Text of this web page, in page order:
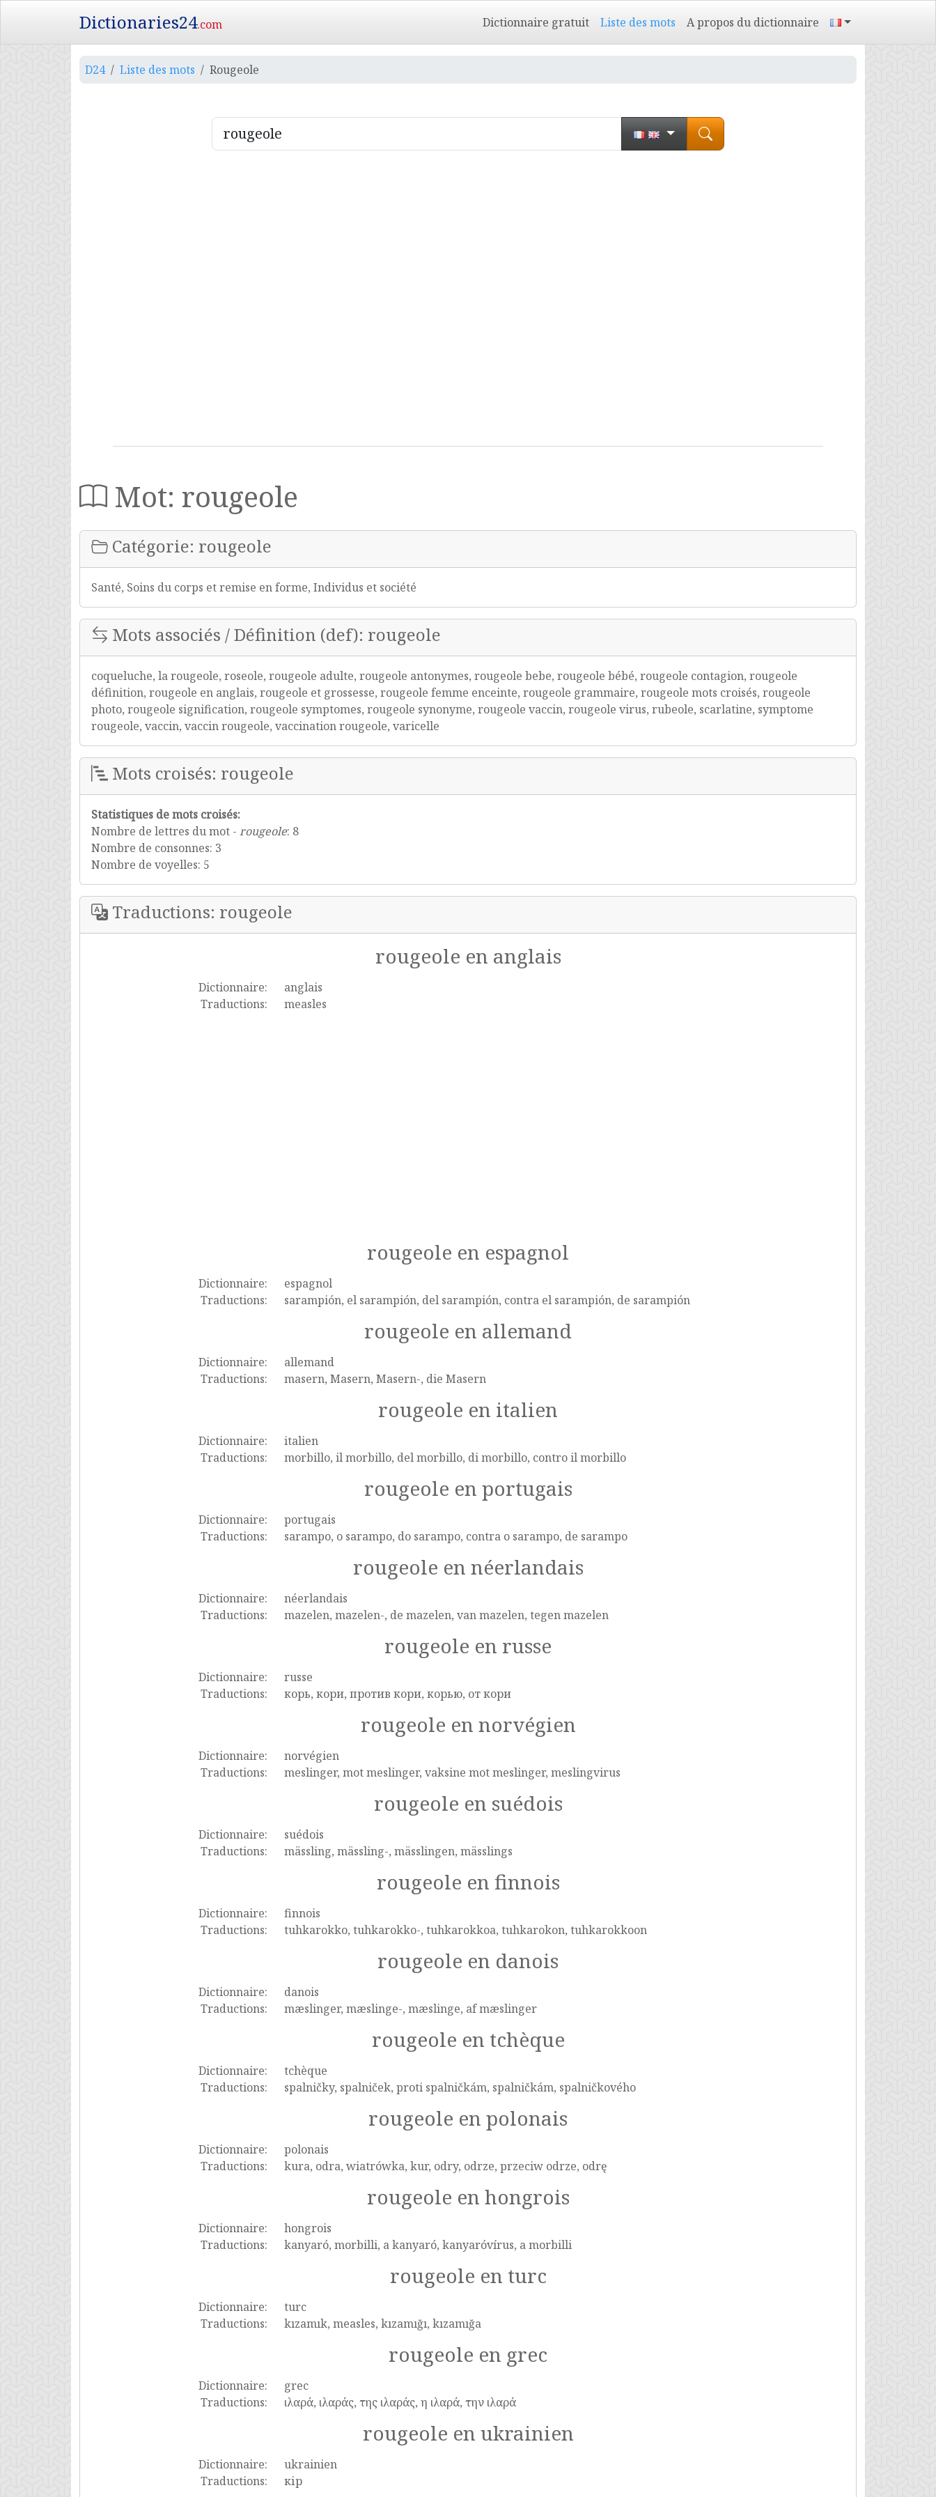
Dictionaries24.com Dictionnaire gratuit Liste des mots A propos du dictionnaire
D24 Liste des mots Rougeole
Mot: rougeole
Catégorie: rougeole
Santé, Soins du corps et remise en forme, Individus et société
Mots associés / Définition (def): rougeole
coqueluche, la rougeole, roseole, rougeole adulte, rougeole antonymes, rougeole bebe, rougeole bébé, rougeole contagion, rougeole
définition, rougeole en anglais, rougeole et grossesse, rougeole femme enceinte, rougeole grammaire, rougeole mots croisés, rougeole
photo, rougeole signification, rougeole symptomes, rougeole synonyme, rougeole vaccin, rougeole virus, rubeole, scarlatine, symptome
rougeole, vaccin, vaccin rougeole, vaccination rougeole, varicelle
Mots croisés: rougeole
Statistiques de mots croisés:
Nombre de lettres du mot - rougeole: 8
Nombre de consonnes: 3
Nombre de voyelles: 5
Traductions: rougeole
rougeole en anglais
Dictionnaire:
anglais
Traductions:
measles
rougeole en espagnol
Dictionnaire:
espagnol
Traductions:
sarampión, el sarampión, del sarampión, contra el sarampión, de sarampión
rougeole en allemand
Dictionnaire:
allemand
Traductions:
masern, Masern, Masern-, die Masern
rougeole en italien
Dictionnaire:
italien
Traductions:
morbillo, il morbillo, del morbillo, di morbillo, contro il morbillo
rougeole en portugais
Dictionnaire:
portugais
Traductions:
sarampo, o sarampo, do sarampo, contra o sarampo, de sarampo
rougeole en néerlandais
Dictionnaire:
néerlandais
Traductions:
mazelen, mazelen-, de mazelen, van mazelen, tegen mazelen
rougeole en russe
Dictionnaire:
russe
Traductions:
корь, кори, против кори, корью, от кори
rougeole en norvégien
Dictionnaire:
norvégien
Traductions:
meslinger, mot meslinger, vaksine mot meslinger, meslingvirus
rougeole en suédois
Dictionnaire:
suédois
Traductions:
mässling, mässling-, mässlingen, mässlings
rougeole en finnois
Dictionnaire:
finnois
Traductions:
tuhkarokko, tuhkarokko-, tuhkarokkoa, tuhkarokon, tuhkarokkoon
rougeole en danois
Dictionnaire:
danois
Traductions:
mæslinger, mæslinge-, mæslinge, af mæslinger
rougeole en tchèque
Dictionnaire:
tchèque
Traductions:
spalničky, spalniček, proti spalničkám, spalničkám, spalničkového
rougeole en polonais
Dictionnaire:
polonais
Traductions:
kura, odra, wiatrówka, kur, odry, odrze, przeciw odrze, odrę
rougeole en hongrois
Dictionnaire:
hongrois
Traductions:
kanyaró, morbilli, a kanyaró, kanyaróvírus, a morbilli
rougeole en turc
Dictionnaire:
turc
Traductions:
kızamık, measles, kızamığı, kızamığa
rougeole en grec
Dictionnaire:
grec
Traductions:
ιλαρά, ιλαράς, της ιλαράς, η ιλαρά, την ιλαρά
rougeole en ukrainien
Dictionnaire:
ukrainien
Traductions:
кір